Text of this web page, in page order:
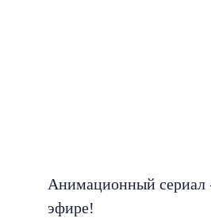
Анимационный сериал
эфире!